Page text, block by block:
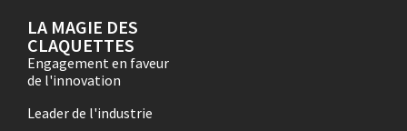
LA MAGIE DES
CLAQUETTES
Engagement en faveur
de l'innovation
Leader de l'industrie